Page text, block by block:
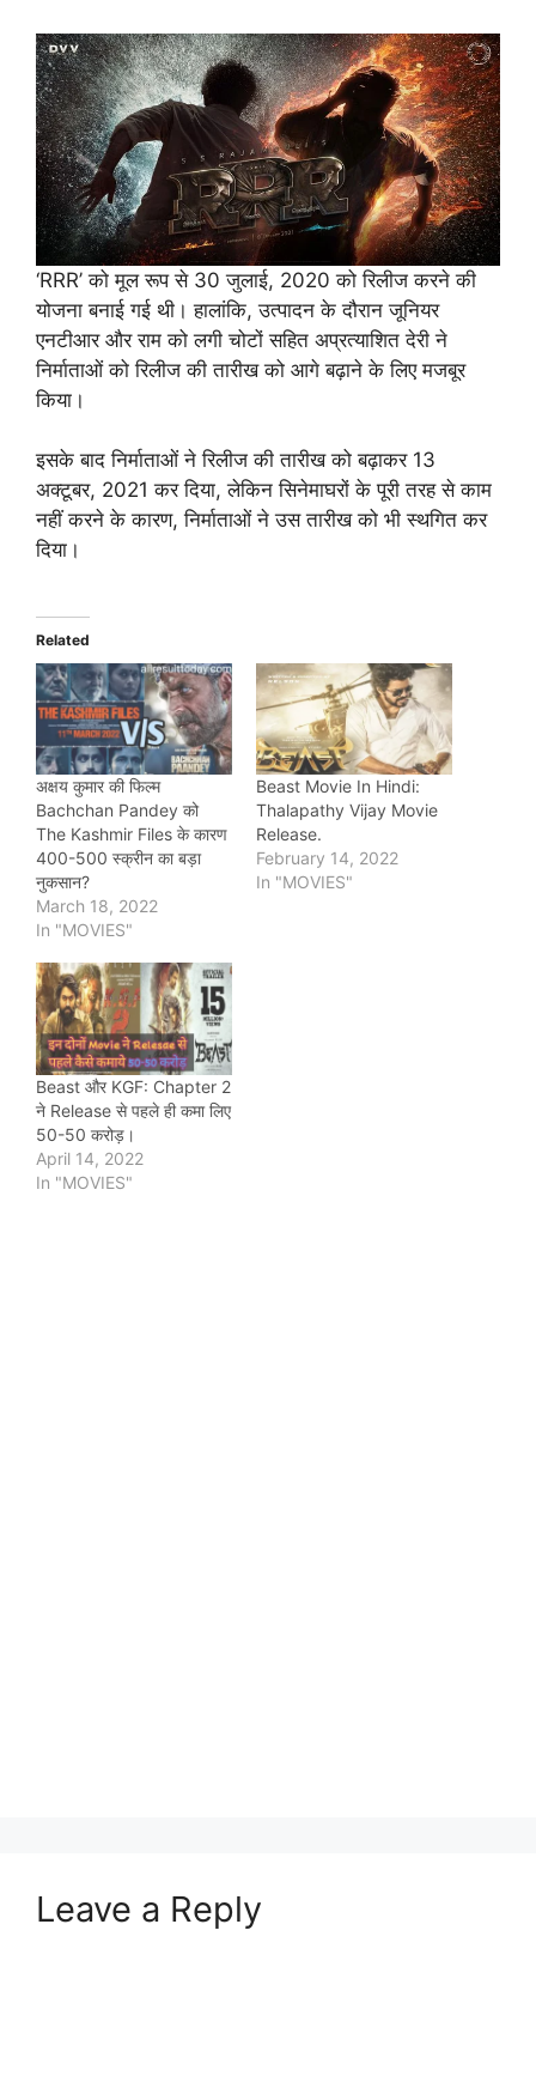
‘RRR’ को मूल रूप से 30 जुलाई, 2020 को रिलीज करने की
योजना बनाई गई थी। हालांकि, उत्पादन के दौरान जूनियर
एनटीआर और राम को लगी चोटों सहित अप्रत्याशित देरी ने
निर्माताओं को रिलीज की तारीख को आगे बढ़ाने के लिए मजबूर
किया।
इसके बाद निर्माताओं ने रिलीज की तारीख को बढ़ाकर 13
अक्टूबर, 2021 कर दिया, लेकिन सिनेमाघरों के पूरी तरह से काम
नहीं करने के कारण, निर्माताओं ने उस तारीख को भी स्थगित कर
दिया।
Related
अक्षय कुमार की फिल्म
Bachchan Pandey को
The Kashmir Files के कारण
400-500 स्क्रीन का बड़ा
नुकसान?
March 18, 2022
In "MOVIES"
Beast Movie In Hindi:
Thalapathy Vijay Movie
Release.
February 14, 2022
In "MOVIES"
Beast और KGF: Chapter 2
ने Release से पहले ही कमा लिए
50-50 करोड़।
April 14, 2022
In "MOVIES"
Leave a Reply